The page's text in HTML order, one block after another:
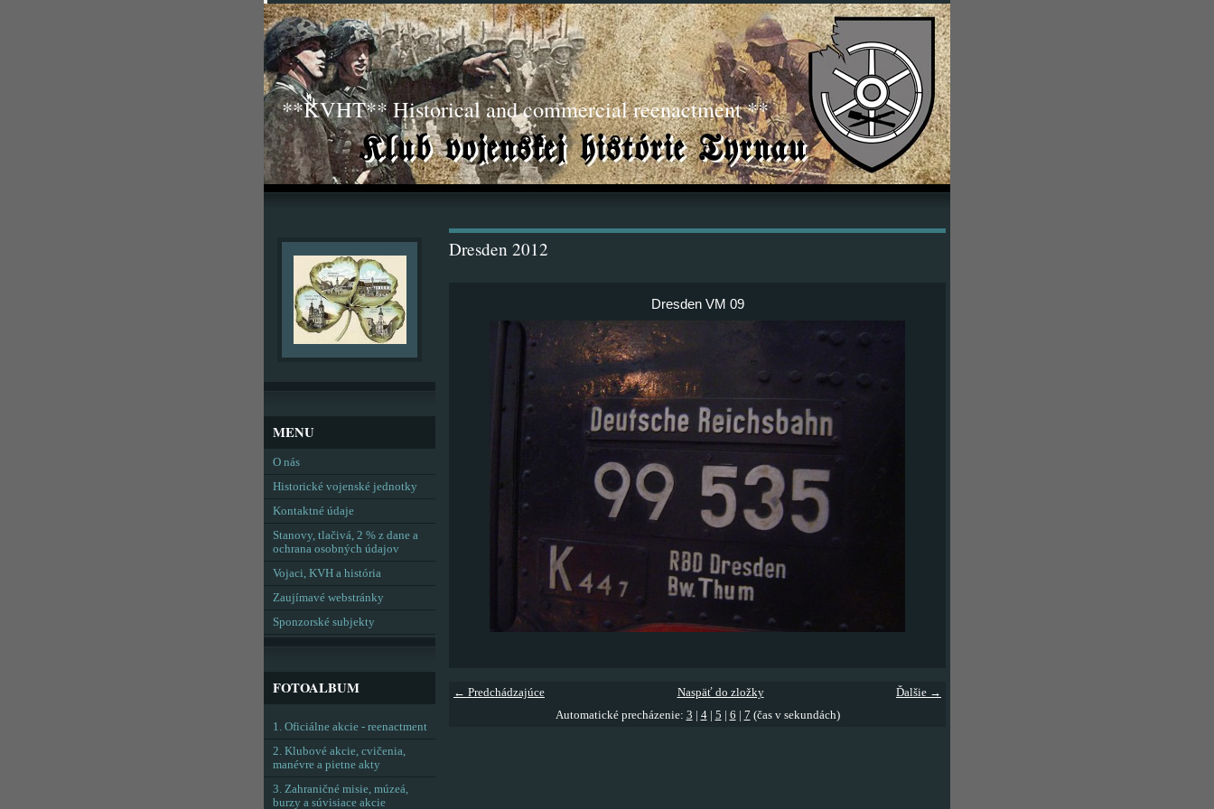
**KVHT** Historical and commercial reenactment **
Dresden 2012
Dresden VM 09
← Predchádzajúce Ďalšie →
Naspäť do zložky
Automatické precházenie: 3 4| 5 6 7 (čas v sekundách)
MENU
O nás
Historické vojenské jednotky
Kontaktné údaje
Stanovy, tlačivá, 2 % z dane a
ochrana osobných údajov
Vojaci, KVH a história
Zaujímavé webstránky
Sponzorské subjekty
FOTOALBUM
1. Oficiálne akcie - reenactment
2. Klubové akcie, cvičenia,
manévre a pietne akty
3. Zahraničné misie, múzeá,
burzy a súvisiace akcie